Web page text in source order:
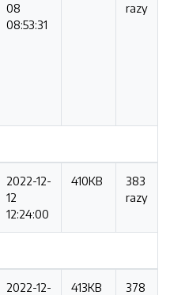
08
08:53:31
razy
2022-12-
12
12:24:00
410KB
383
razy
2022-12-
413KB
378